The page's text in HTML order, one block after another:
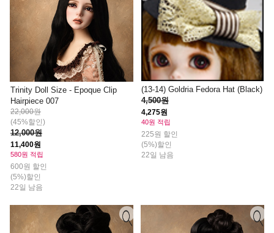
Trinity Doll Size - Epoque Clip
Hairpiece 007
22,000원
(45%할인)
12,000원
11,400원
580원 적립
600원 할인
(5%)할인
22일 남음
(13-14) Goldria Fedora Hat (Black)
4,500원
4,275원
40원 적립
225원 할인
(5%)할인
22일 남음